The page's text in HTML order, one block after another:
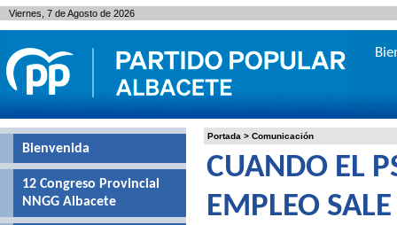
Portada > Comunicación
CUANDO EL
EMPLEO
Bienvenida
12 Congreso Provincial
NNGG Albacete
Viernes, 7 de Agosto de 2026